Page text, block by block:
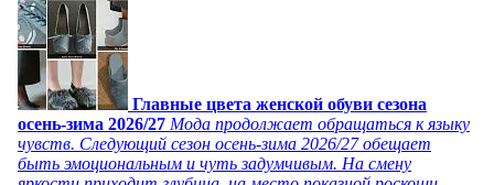
Главные цвета женской обуви сезона
осень-зима 2026/27 Мода продолжает обращаться к языку
чувств. Следующий сезон осень-зима 2026/27 обещает
быть эмоциональным и чуть задумчивым. На смену